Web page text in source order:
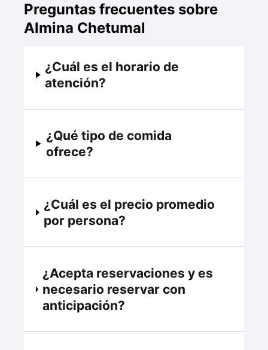
Preguntas frecuentes sobre
Almina Chetumal
¿Cuál es el horario de
atención?
¿Qué tipo de comida
ofrece?
¿Cuál es el precio promedio
por persona?
¿Acepta reservaciones y es
necesario reservar con
anticipación?